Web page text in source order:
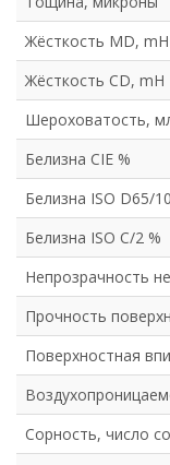
Жёсткость MD, mH
Жёсткость CD, mH
Шероховатость,
Белизна CIE %
Белизна ISO D65/
Белизна ISO C/2 %
Непрозрачность
Прочность
Поверхностная
Сорность, число